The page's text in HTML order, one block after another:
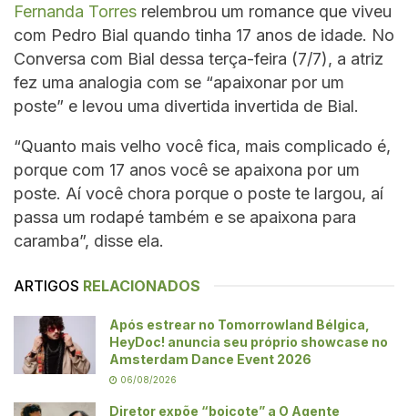
Fernanda Torres relembrou um romance que viveu
com Pedro Bial quando tinha 17 anos de idade. No
Conversa com Bial dessa terça-feira (7/7), a atriz
fez uma analogia com se “apaixonar por um
poste” e levou uma divertida invertida de Bial.
“Quanto mais velho você fica, mais complicado é,
porque com 17 anos você se apaixona por um
poste. Aí você chora porque o poste te largou, aí
passa um rodapé também e se apaixona para
caramba”, disse ela.
ARTIGOS RELACIONADOS
Após estrear no Tomorrowland Bélgica,
HeyDoc! anuncia seu próprio showcase no
Amsterdam Dance Event 2026
06/08/2026
Diretor expõe “boicote” a O Agente